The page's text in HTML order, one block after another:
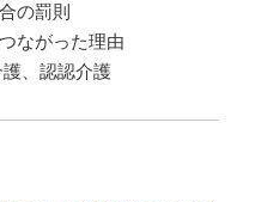
の罰則
ながった理由
、認認介護